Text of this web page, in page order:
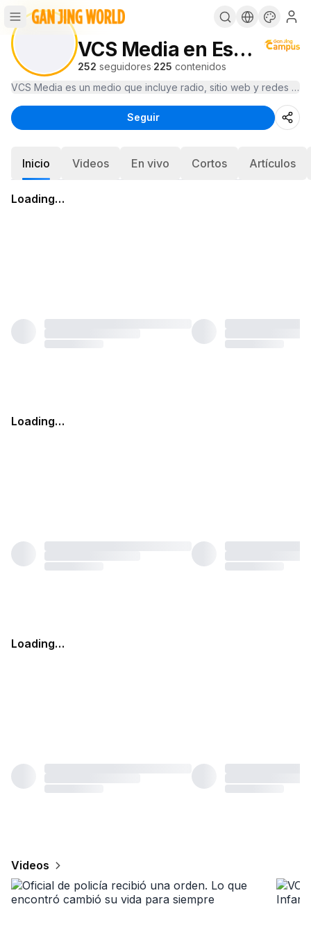
VCS Media en Español
252 seguidores·225 contenidos
VCS Media es un medio que incluye radio, sitio web y redes
Seguir
Inicio Videos En vivo Cortos Artículos
Loading…
Loading…
Loading…
Videos